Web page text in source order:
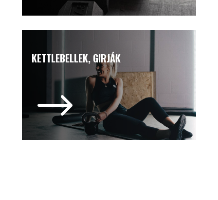
KETTLEBELLEK, GIRJÁK
$